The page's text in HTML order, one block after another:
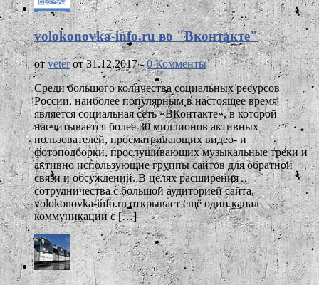
volokonovka-info.ru во "Вконтакте"
отveterот 31.12.2017 -0 Комменты
Среди большого количества социальных ресурсов
России, наиболее популярным в настоящее время
является социальная сеть «ВКонтакте», в которой
насчитывается более 30 миллионов активных
пользователей, просматривающих видео- и
фотоподборки, прослушивающих музыкальные треки и
активно использующие группы сайтов для обратной
связи и обсуждений. В целях расширения
сотрудничества с большой аудиторией сайта,
volokonovka-info.ru открывает ещё один канал
коммуникации с […]